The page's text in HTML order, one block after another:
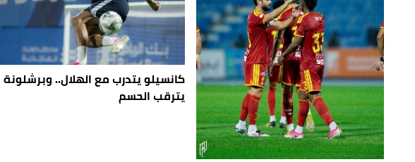
كانسيلو يتدرب مع الهلال.. وبرشلونة
يترقب الحسم